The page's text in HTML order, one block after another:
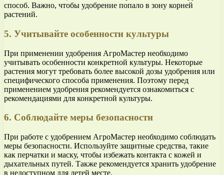
способ. Важно, чтобы удобрение попало в зону корней
растений.
5. Учитывайте особенности культуры
При применении удобрения АгроМастер необходимо
учитывать особенности конкретной культуры. Некоторые
растения могут требовать более высокой дозы удобрения или
специфического способа применения. Поэтому перед
применением удобрения рекомендуется ознакомиться с
рекомендациями для конкретной культуры.
6. Соблюдайте меры безопасности
При работе с удобрением АгроМастер необходимо соблюдать
меры безопасности. Используйте защитные средства, такие
как перчатки и маску, чтобы избежать контакта с кожей и
дыхательных путей. Также рекомендуется хранить удобрение
в недоступном для детей месте.